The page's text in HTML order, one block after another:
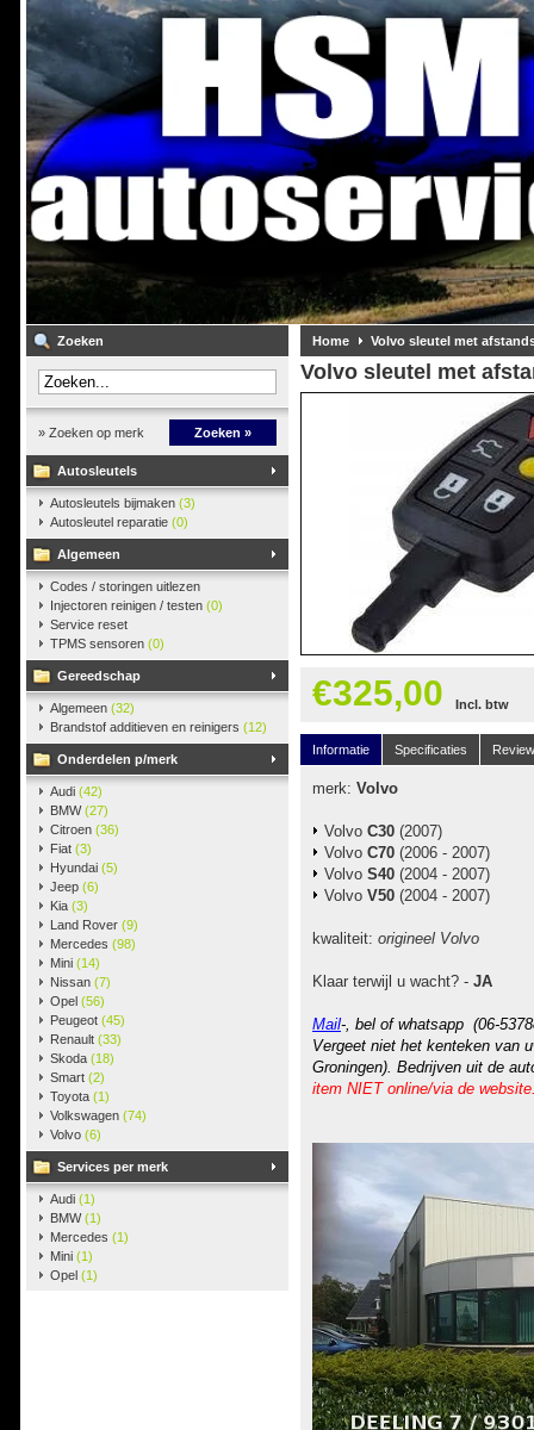
Zoeken
» Zoeken op merk Zoeken »
Autosleutels
Autosleutels bijmaken (3)
Autosleutel reparatie (0)
Algemeen
Codes / storingen uitlezen
Injectoren reinigen / testen (0)
Service reset
TPMS sensoren (0)
Gereedschap
Algemeen (32)
Brandstof additieven en reinigers (12)
Onderdelen p/merk
Audi (42)
BMW(27)
Citroen (36)
Fiat (3)
Hyundai (5)
Jeep (6)
Kia (3)
Land Rover (9)
Mercedes (98)
Mini (14)
Nissan (7)
Opel (56)
Peugeot (45)
Renault (33)
Skoda (18)
Smart (2)
Toyota (1)
Volkswagen (74)
Volvo (6)
Services per merk
Audi (1)
BMW(1)
Mercedes (1)
Mini (1)
Opel (1)
Home Volvo sleutel met
Volvo sleutel met
€325,00 Incl. btw
Informatie Specificaties
merk: Volvo
Volvo C30 (2007)
Volvo C70 (2006 - 2007)
Volvo S40 (2004 - 2007)
Volvo V50 (2004 - 2007)
kwaliteit: origineel Volvo
Klaar terwijl u wacht? - JA
Mail-, bel of whatsapp (06-
Vergeet niet het kenteken van
Groningen). Bedrijven uit de
item NIET online/via de